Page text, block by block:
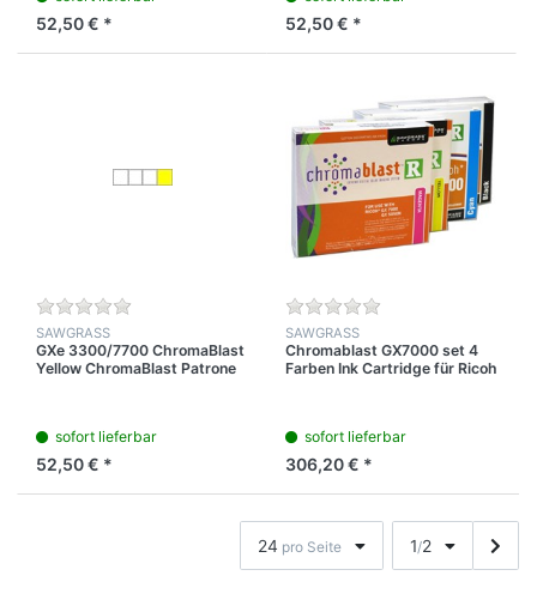
52,50 € * 52,50 € *
SAWGRASS
GXe 3300/7700 ChromaBlast
Yellow ChromaBlast Patrone
sofort lieferbar
52,50 € *
SAWGRASS
Chromablast GX7000 set 4
Farben Ink Cartridge für Ricoh
sofort lieferbar
306,20 € *
24 pro Seite 1/2